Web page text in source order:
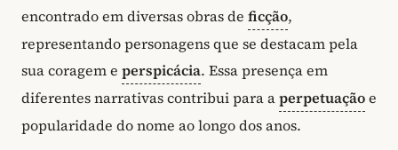
encontrado em diversas obras de ficção,
representando personagens que se destacam pela
sua coragem e perspicácia. Essa presença em
diferentes narrativas contribui para aperpetuaçãoe
popularidade do nome ao longo dos anos.